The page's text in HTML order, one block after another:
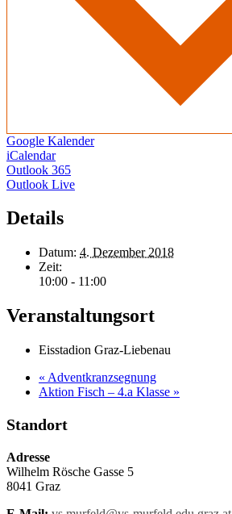
Google Kalender
iCalendar
Outlook 365
Outlook Live
Details
Datum: 4. Dezember 2018
Zeit:
10:00 - 11:00
Veranstaltungsort
Eisstadion Graz-Liebenau
« Adventkranzsegnung
Aktion Fisch – 4.a Klasse »
Standort
Adresse
Wilhelm Rösche Gasse 5
8041 Graz